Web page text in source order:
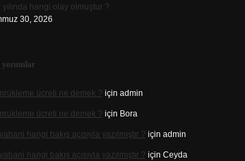
yılında hangi olay olmuştur ?
30, 2026
yorumlar
ücreti ne demek ? için admin
ücreti ne demek ? için Bora
hangi bakış açısıyla yazılmıştır ? için admin
hangi bakış açısıyla yazılmıştır ? için Ceyda